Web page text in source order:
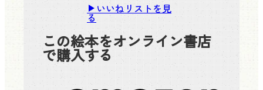
いいねリストを見
る
この絵本をオンライン書店
で購入する